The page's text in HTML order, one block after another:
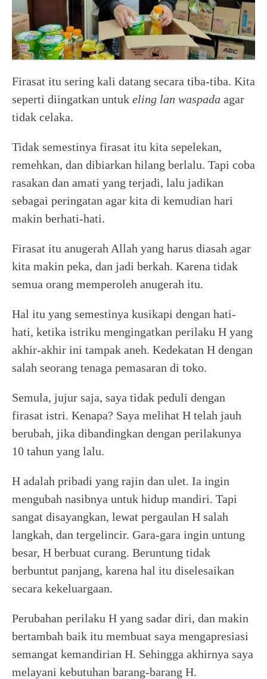
Firasat itu sering kali datang secara tiba-tiba. Kita
seperti diingatkan untuk eling lan waspada agar
tidak celaka.
Tidak semestinya firasat itu kita sepelekan,
remehkan, dan dibiarkan hilang berlalu. Tapi coba
rasakan dan amati yang terjadi, lalu jadikan
sebagai peringatan agar kita di kemudian hari
makin berhati-hati.
Firasat itu anugerah Allah yang harus diasah agar
kita makin peka, dan jadi berkah. Karena tidak
semua orang memperoleh anugerah itu.
Hal itu yang semestinya kusikapi dengan hati-
hati, ketika istriku mengingatkan perilaku H yang
akhir-akhir ini tampak aneh. Kedekatan H dengan
salah seorang tenaga pemasaran di toko.
Semula, jujur saja, saya tidak peduli dengan
firasat istri. Kenapa? Saya melihat H telah jauh
berubah, jika dibandingkan dengan perilakunya
10 tahun yang lalu.
H adalah pribadi yang rajin dan ulet. Ia ingin
mengubah nasibnya untuk hidup mandiri. Tapi
sangat disayangkan, lewat pergaulan H salah
langkah, dan tergelincir. Gara-gara ingin untung
besar, H berbuat curang. Beruntung tidak
berbuntut panjang, karena hal itu diselesaikan
secara kekeluargaan.
Perubahan perilaku H yang sadar diri, dan makin
bertambah baik itu membuat saya mengapresiasi
semangat kemandirian H. Sehingga akhirnya saya
melayani kebutuhan barang-barang H.